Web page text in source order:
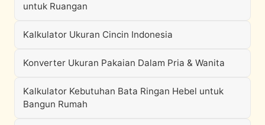
untuk Ruangan
Kalkulator Ukuran Cincin Indonesia
Konverter Ukuran Pakaian Dalam Pria & Wanita
Kalkulator Kebutuhan Bata Ringan Hebel untuk
Bangun Rumah